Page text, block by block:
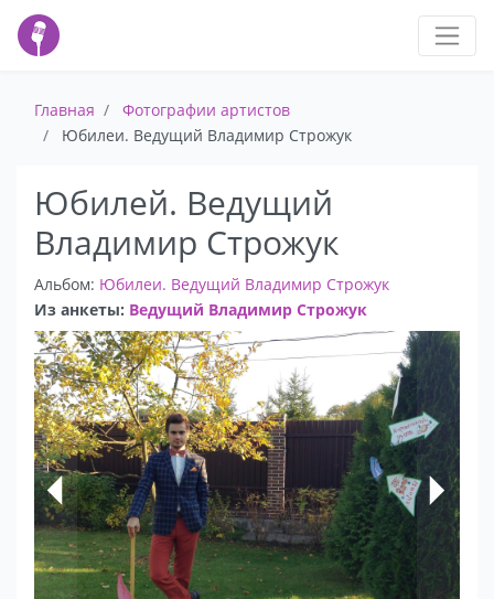
Главная
Фотографии артистов
Юбилеи. Ведущий Владимир Строжук
Юбилей. Ведущий
Владимир Строжук
Альбом: Юбилеи. Ведущий Владимир Строжук
Из анкеты: Ведущий Владимир Строжук